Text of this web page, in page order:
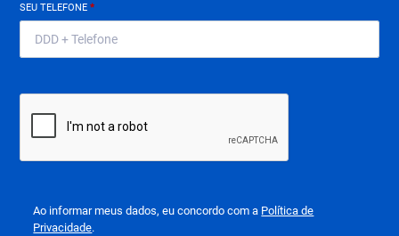
SEU TELEFONE*
Ao informar meus dados, eu concordo com a Política de
Privacidade.